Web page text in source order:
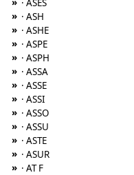
· ASES
» · ASH
» · ASHE
» · ASPE
» · ASPH
» · ASSA
» · ASSE
» · ASSI
» · ASSO
» · ASSU
» · ASTE
» · ASUR
» · AT F